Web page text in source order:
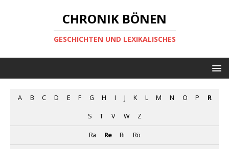
CHRONIK BÖNEN
GESCHICHTEN UND LEXIKALISCHES
A B C D E F G H I J K L M N O P R
S T V W Z
Ra Re Ri Rö